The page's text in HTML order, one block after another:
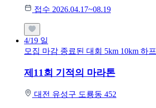
접수 2026.04.17~08.19
4/19 일
모집 마감 종료된 대회 5km 10km 하프
제11회 기적의 마라톤
대전 유성구 도룡동 452